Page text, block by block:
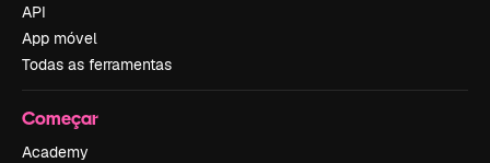
API
App móvel
Todas as ferramentas
Começar
Academy